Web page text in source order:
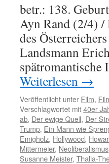
betr.: 138.
Ayn Rand (2/4) /
des
Landsmann
Weiterlesen →
Veröffentlicht unter Film,
Verschlagwortet mit40er
ab, Der ewige Quell, Der
Trump, Ein Mann wie
Emigholz, Hollywood,
Mittermeier, Neoliberalismus
Susanne Meister, Thalia-